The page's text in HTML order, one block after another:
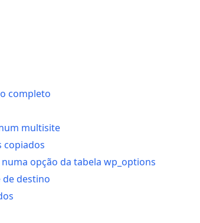
completo
multisite
copiados
opção da tabela wp_options
destino